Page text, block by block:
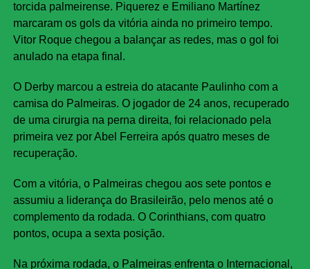
torcida palmeirense. Piquerez e Emiliano Martínez
marcaram os gols da vitória ainda no primeiro tempo.
Vitor Roque chegou a balançar as redes, mas o gol foi
anulado na etapa final.
O Derby marcou a estreia do atacante Paulinho com a
camisa do Palmeiras. O jogador de 24 anos, recuperado
de uma cirurgia na perna direita, foi relacionado pela
primeira vez por Abel Ferreira após quatro meses de
recuperação.
Com a vitória, o Palmeiras chegou aos sete pontos e
assumiu a liderança do Brasileirão, pelo menos até o
complemento da rodada. O Corinthians, com quatro
pontos, ocupa a sexta posição.
Na próxima rodada, o Palmeiras enfrenta o Internacional,